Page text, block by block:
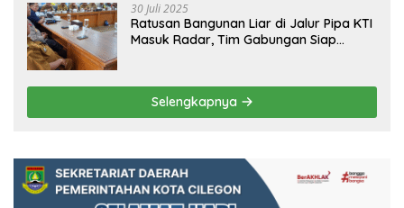
30 Juli 2025
Ratusan Bangunan Liar di Jalur Pipa KTI
Masuk Radar, Tim Gabungan Siap
Selengkapnya